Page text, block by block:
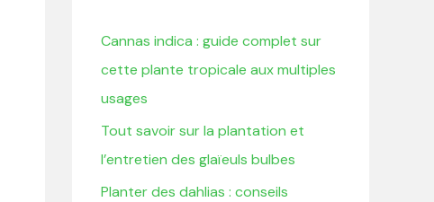
c
h
e
r
:
Cannas indica : guide complet sur
cette plante tropicale aux multiples
usages
Tout savoir sur la plantation et
l’entretien des glaïeuls bulbes
Planter des dahlias : conseils